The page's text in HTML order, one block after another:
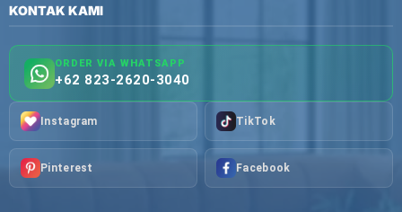
KONTAK KAMI
ORDER VIA WHATSAPP
+62 823-2620-3040
Instagram TikTok
Pinterest Facebook